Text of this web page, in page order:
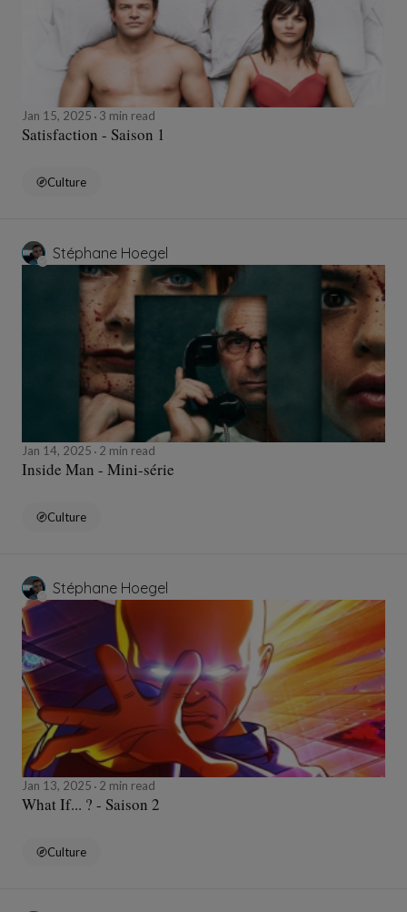
Jan 15, 2025 3 min read
Satisfaction - Saison 1
Culture
Stéphane Hoegel
Jan 14, 2025 2 min read
Inside Man - Mini-série
Culture
Stéphane Hoegel
Jan 13, 2025 2 min read
What If... ? - Saison 2
Culture